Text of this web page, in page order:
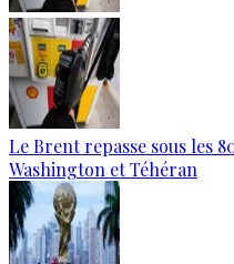
Le Brent repasse sous les
Washington et Téhéran